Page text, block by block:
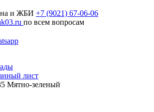
и ЖБИ +7 (9021) 67-06-06
по всем вопросам
лист
Мятно-зеленый